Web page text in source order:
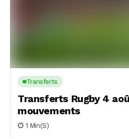
Transferts
Transferts Rugby 4
mouvements
1 Min(s)